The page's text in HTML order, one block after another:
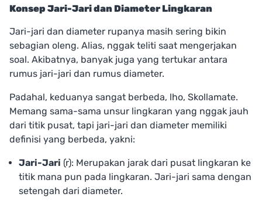
Konsep Jari-Jari dan Diameter Lingkaran
Jari-jari dan diameter rupanya masih sering bikin
sebagian oleng. Alias, nggak teliti saat mengerjakan
soal. Akibatnya, banyak juga yang tertukar antara
rumus jari-jari dan rumus diameter.
Padahal, keduanya sangat berbeda, lho, Skollamate.
Memang sama-sama unsur lingkaran yang nggak jauh
dari titik pusat, tapi jari-jari dan diameter memiliki
definisi yang berbeda, yakni:
Jari-Jari (r): Merupakan jarak dari pusat lingkaran ke
titik mana pun pada lingkaran. Jari-jari sama dengan
setengah dari diameter.